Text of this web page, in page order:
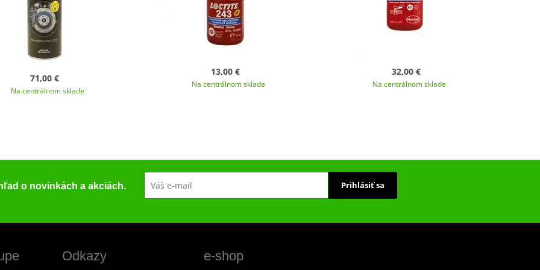
71,00 €
Na centrálnom sklade
13,00 €
Na centrálnom sklade
32,00 €
Na centrálnom sklade
o novinkách a akciách. Prihlásiť sa
Odkazy e-shop